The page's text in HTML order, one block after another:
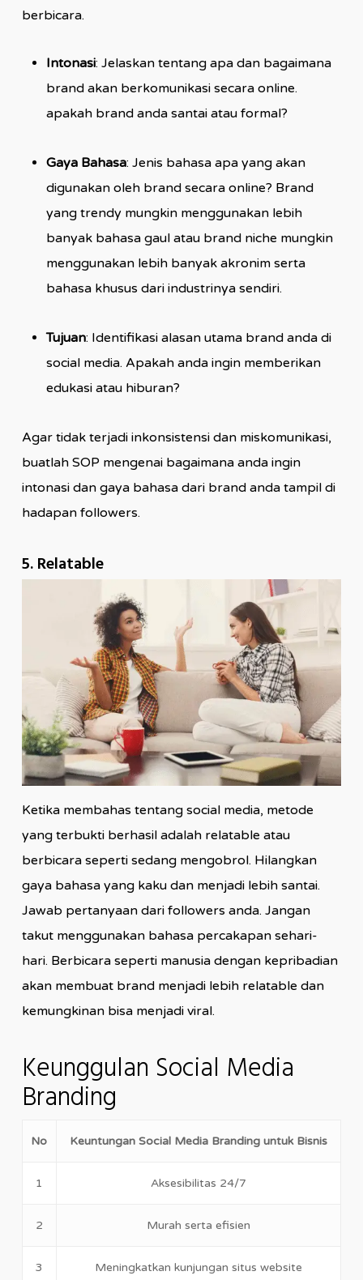
berbicara.
Intonasi: Jelaskan tentang apa dan bagaimana
brand akan berkomunikasi secara online.
apakah brand anda santai atau formal?
Gaya Bahasa: Jenis bahasa apa yang akan
digunakan oleh brand secara online? Brand
yang trendy mungkin menggunakan lebih
banyak bahasa gaul atau brand niche mungkin
menggunakan lebih banyak akronim serta
bahasa khusus dari industrinya sendiri.
Tujuan: Identifikasi alasan utama brand anda di
social media. Apakah anda ingin memberikan
edukasi atau hiburan?
Agar tidak terjadi inkonsistensi dan miskomunikasi,
buatlah SOP mengenai bagaimana anda ingin
intonasi dan gaya bahasa dari brand anda tampil di
hadapan followers.
5. Relatable
Ketika membahas tentang social media, metode
yang terbukti berhasil adalah relatable atau
berbicara seperti sedang mengobrol. Hilangkan
gaya bahasa yang kaku dan menjadi lebih santai.
Jawab pertanyaan dari followers anda. Jangan
takut menggunakan bahasa percakapan sehari-
hari. Berbicara seperti manusia dengan kepribadian
akan membuat brand menjadi lebih relatable dan
kemungkinan bisa menjadi viral.
Keunggulan Social Media
Branding
No Keuntungan Social Media Branding untuk Bisnis
1 Aksesibilitas 24/7
2 Murah serta efisien
3 Meningkatkan kunjungan situs website